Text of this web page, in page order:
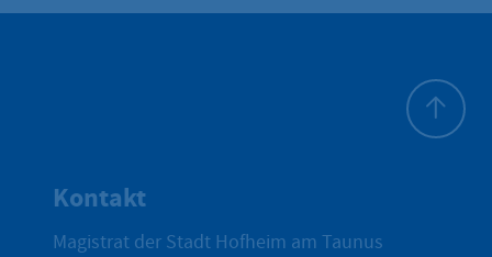
Kontakt
Magistrat der Stadt Hofheim am Taunus